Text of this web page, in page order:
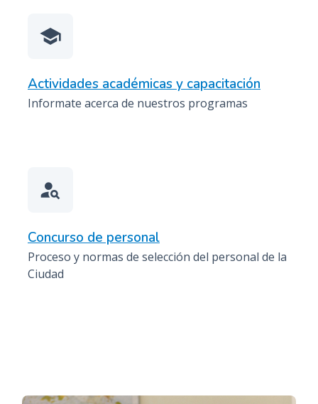
school
Actividades académicas y capacitación
Informate acerca de nuestros programas
person_search
Concurso de personal
Proceso y normas de selección del personal de la
Ciudad